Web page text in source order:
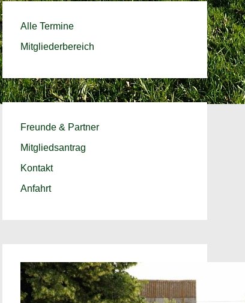
Alle Termine
Mitgliederbereich
Freunde & Partner
Mitgliedsantrag
Kontakt
Anfahrt